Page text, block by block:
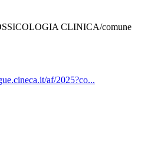
CLINICA/comune
af/2025?co...